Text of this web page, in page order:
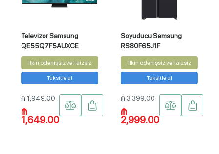
Televizor Samsung
QE55Q7F5AUXCE
İlkin ödənişsiz və Faizsiz
Taksitlə al
₼ 1,949.00
₼
1,649.00
Soyuducu Samsung
RS80F65J1F
İlkin ödənişsiz və Faizsiz
Taksitlə al
₼ 3,399.00
₼
2,999.00